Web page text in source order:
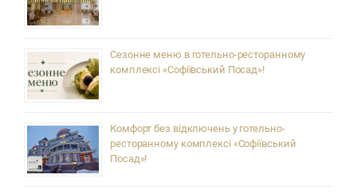
Сезонне меню в готельно-ресторанному
комплексі «Софіївський Посад»!
Комфорт без відключень у готельно-
ресторанному комплексі «Софіївський
Посад»!